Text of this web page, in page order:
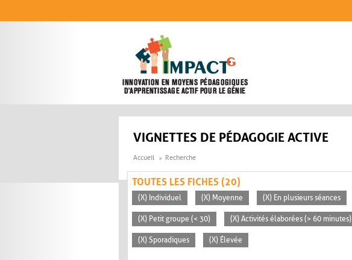
VIGNETTES DE PÉDAGOGIE ACTIVE
Accueil Recherche
TOUTES LES FICHES (20)
(X) Individuel (X) Moyenne (X) En plusieurs séances
(X) Petit groupe (< 30) (X) Activités élaborées (> 60 minutes)
(X) Sporadiques (X) Élevée